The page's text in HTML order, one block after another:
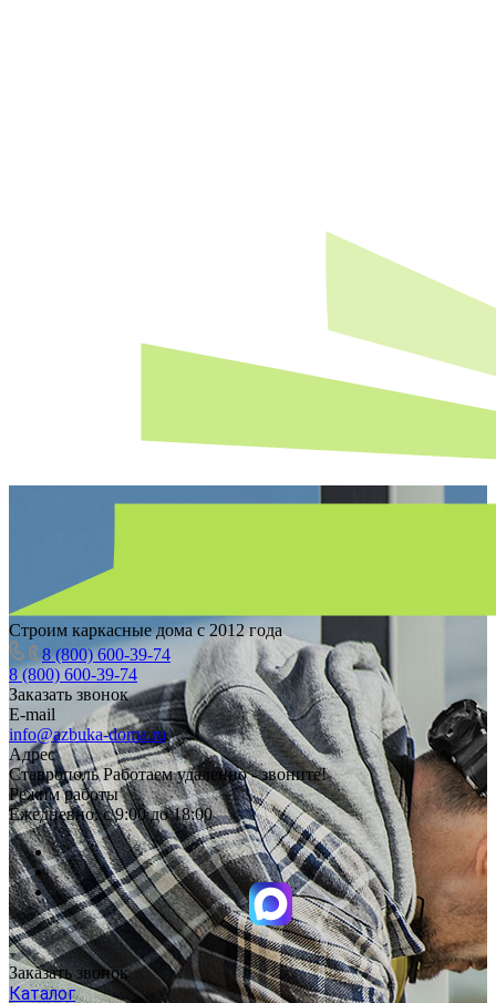
Строим каркасные дома с 2012 года
8 (800) 600-39-74
8 (800) 600-39-74
Заказать звонок
E-mail
info@azbuka-doma.ru
Адрес
Ставрополь Работаем удаленно - звоните!
Режим работы
Ежедневно: с 9:00 до 18:00
Заказать звонок
Каталог